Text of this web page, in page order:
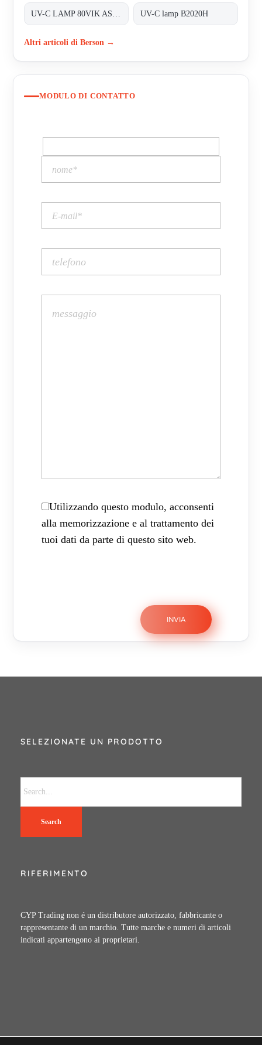
UV-C lamp B2020H
Altri articoli di Berson →
MODULO DI CONTATTO
Utilizzando questo modulo, acconsenti
alla memorizzazione e al trattamento dei
tuoi dati da parte di questo sito web.
SELEZIONATE UN PRODOTTO
Search
RIFERIMENTO
CYP Trading non é un distributore autorizzato, fabbricante o
rappresentante di un marchio. Tutte marche e numeri di articoli
indicati appartengono ai proprietari.